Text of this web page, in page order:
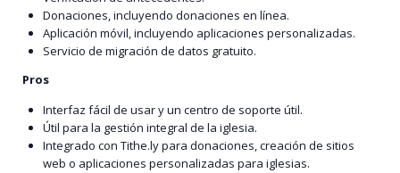
Donaciones, incluyendo donaciones en línea.
Aplicación móvil, incluyendo aplicaciones personalizadas.
Servicio de migración de datos gratuito.
Pros
Interfaz fácil de usar y un centro de soporte útil.
Útil para la gestión integral de la iglesia.
Integrado con Tithe.ly para donaciones, creación de sitios
web o aplicaciones personalizadas para iglesias.